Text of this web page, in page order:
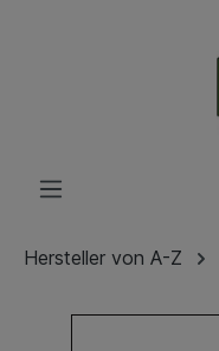
Hersteller von A-Z